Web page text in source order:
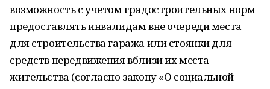
возможность с учетом градостроительных норм
предоставлять инвалидам вне очереди места
для строительства гаража или стоянки для
средств передвижения вблизи их места
жительства (согласно закону «О социальной